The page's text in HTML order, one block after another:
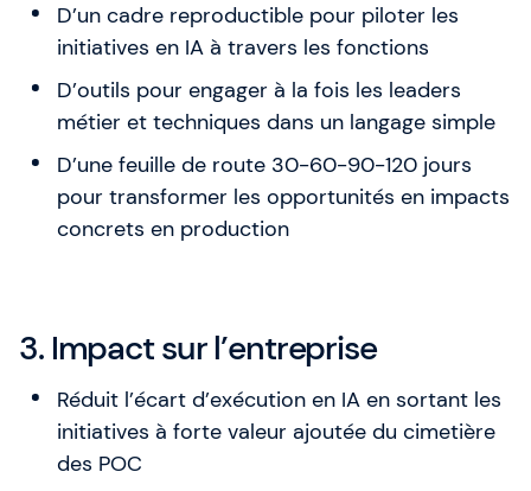
D’un cadre reproductible pour piloter les
initiatives en IA à travers les fonctions
D’outils pour engager à la fois les leaders
métier et techniques dans un langage simple
D’une feuille de route 30-60-90-120 jours
pour transformer les opportunités en impacts
concrets en production
3. Impact sur l’entreprise
Réduit l’écart d’exécution en IA en sortant les
initiatives à forte valeur ajoutée du cimetière
des POC